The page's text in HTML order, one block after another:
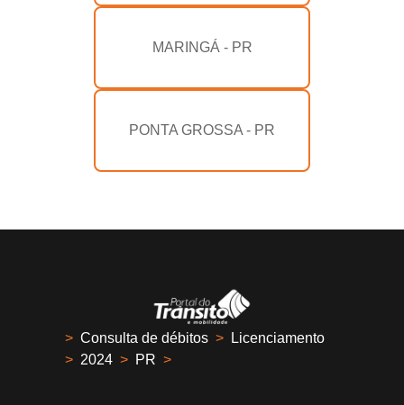
MARINGÁ - PR
PONTA GROSSA - PR
> Consulta de débitos >
Licenciamento
> 2024 > PR >